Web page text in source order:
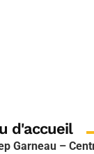
d'accueil
Garneau –